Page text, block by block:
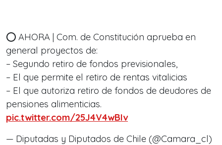
⭕️ AHORA | Com. de Constitución aprueba en
general proyectos de:
– Segundo retiro de fondos previsionales,
– El que permite el retiro de rentas vitalicias
– El que autoriza retiro de fondos de deudores de
pensiones alimenticias.
pic.twitter.com/25J4V4wBIv
— Diputadas y Diputados de Chile (@Camara_cl)